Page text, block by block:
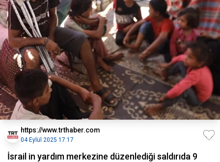
https://www.trthaber.com
04 Eylül 2025 17:17
İsrail in yardım merkezine düzenlediği saldırıda 9